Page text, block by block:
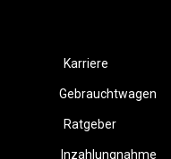
Karriere
Gebrauchtwagen
Ratgeber
Inzahlungnahme